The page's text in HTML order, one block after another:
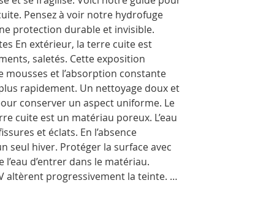
Pensez à voir notre hydrofuge
protection durable et invisible.
En extérieur, la terre cuite est
saletés. Cette exposition
mousses et l’absorption constante
rapidement. Un nettoyage doux et
conserver un aspect uniforme. Le
cuite est un matériau poreux. L’eau
et éclats. En l’absence
seul hiver. Protéger la surface avec
d’entrer dans le matériau.
altèrent progressivement la teinte. …